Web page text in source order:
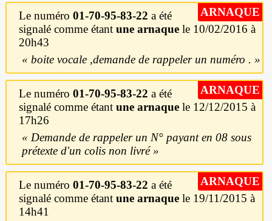
ARNAQUE
Le numéro 01-70-95-83-22 a été
signalé comme étant une arnaquele 10/02/2016 à
20h43
boite vocale ,demande de rappeler un numéro .
ARNAQUE
Le numéro 01-70-95-83-22 a été
signalé comme étant une arnaquele 12/12/2015 à
17h26
Demande de rappeler un N° payant en 08 sous
prétexte d'un colis non livré
ARNAQUE
Le numéro 01-70-95-83-22 a été
signalé comme étant une arnaquele 19/11/2015 à
14h41